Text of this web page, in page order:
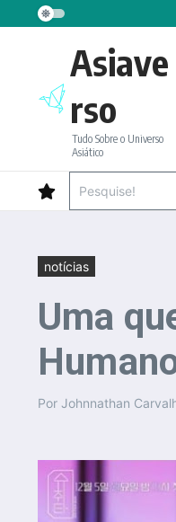
Ir para o conteúdo
Asiave
rso
Tudo Sobre o Universo
Asiático
notícias
Uma
Por Johnnathan